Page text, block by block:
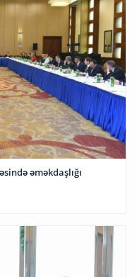
əməkdaşlığı